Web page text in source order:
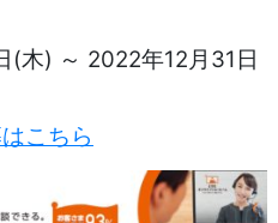
(木) ～ 2022年12月31日
こちら